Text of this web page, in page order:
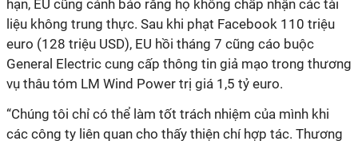
hạn, EU cũng cảnh báo rằng họ không chấp nhận các tài
liệu không trung thực. Sau khi phạt Facebook 110 triệu
euro (128 triệu USD), EU hồi tháng 7 cũng cáo buộc
General Electric cung cấp thông tin giả mạo trong thương
vụ thâu tóm LM Wind Power trị giá 1,5 tỷ euro.
“Chúng tôi chỉ có thể làm tốt trách nhiệm của mình khi
các công ty liên quan cho thấy thiện chí hợp tác. Thương